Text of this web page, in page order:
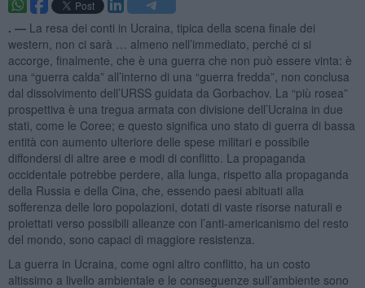
. — La resa dei conti in Ucraina, tipica della scena finale dei
western, non ci sarà … almeno nell’immediato, perché ci si
accorge, finalmente, che è una guerra che non può essere vinta: è
una “guerra calda” all’interno di una “guerra fredda”, non conclusa
dal dissolvimento dell’URSS guidata da Gorbachov. La “più rosea”
prospettiva è una tregua armata con divisione dell’Ucraina in due
stati, come le Coree; e questo significa uno stato di guerra di bassa
entità con aumento ulteriore delle spese militari e possibile
diffondersi di altre aree e modi di conflitto. La propaganda
occidentale potrebbe perdere, alla lunga, rispetto alla propaganda
della Russia e della Cina, che, essendo paesi abituati alla
sofferenza delle loro popolazioni, dotati di vaste risorse naturali e
proiettati verso possibili alleanze con l’anti-americanismo del resto
del mondo, sono capaci di maggiore resistenza.
La guerra in Ucraina, come ogni altro conflitto, ha un costo
altissimo a livello ambientale e le conseguenze sull’ambiente sono